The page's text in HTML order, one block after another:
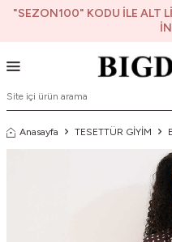
"SEZON100" KODU İLE ALT
Anasayfa TESETTÜR GİYİM